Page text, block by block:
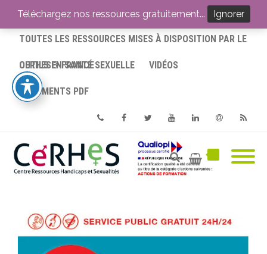
ACCUEIL
TOUTES LES RESSOURCES MISES À DISPOSITION PAR LE
CERHES® FRANCE
OUTILS EN SANTÉ SEXUELLE VIDÉOS
DOCUMENTS PDF
PhoneFacebookTwitterYoutube
Téléchargez nos ressources gratuitement... Ignorer